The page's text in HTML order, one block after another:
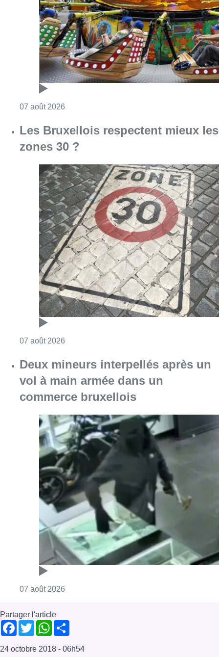
07 août 2026
Les Bruxellois respectent mieux les
zones 30 ?
07 août 2026
Deux mineurs interpellés après un
vol à main armée dans un
commerce bruxellois
07 août 2026
Partager l'article
Facebook
TwitterWhatsApp
24 octobre 2018 - 06h54